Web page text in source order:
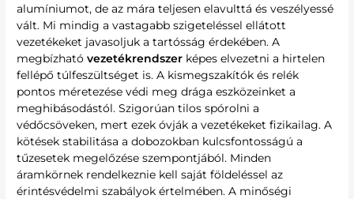
alumíniumot, de az mára teljesen elavulttá és veszélyessé
vált. Mi mindig a vastagabb szigeteléssel ellátott
vezetékeket javasoljuk a tartósság érdekében. A
megbízhatóvezetékrendszer képes elvezetni a hirtelen
fellépő túlfeszültséget is. A kismegszakítók és relék
pontos méretezése védi meg drága eszközeinket a
meghibásodástól. Szigorúan tilos spórolni a
védőcsöveken, mert ezek óvják a vezetékeket fizikailag. A
kötések stabilitása a dobozokban kulcsfontosságú a
tűzesetek megelőzése szempontjából. Minden
áramkörnek rendelkeznie kell saját földeléssel az
érintésvédelmi szabályok értelmében. A minőségi